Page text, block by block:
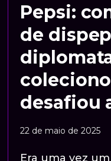
Pepsi:
de
desafiou
22 de maio de 2025
Era uma vez